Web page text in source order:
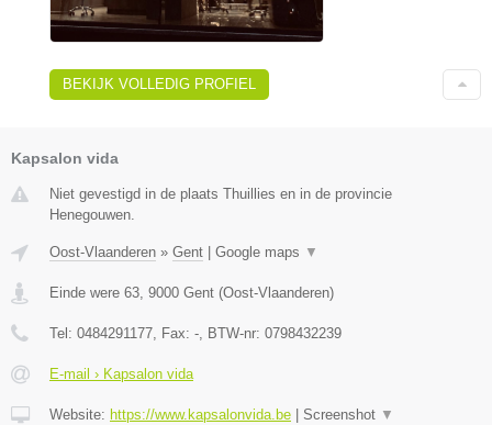
BEKIJK VOLLEDIG PROFIEL
Kapsalon vida
Niet gevestigd in de plaats Thuillies en in de provincie
Henegouwen.
Oost-Vlaanderen » Gent Google maps ▼
Einde were 63, 9000 Gent (Oost-Vlaanderen)
Tel: 0484291177, Fax: -, BTW-nr: 0798432239
E-mail › Kapsalon vida
Website: https://www.kapsalonvida.be Screenshot ▼